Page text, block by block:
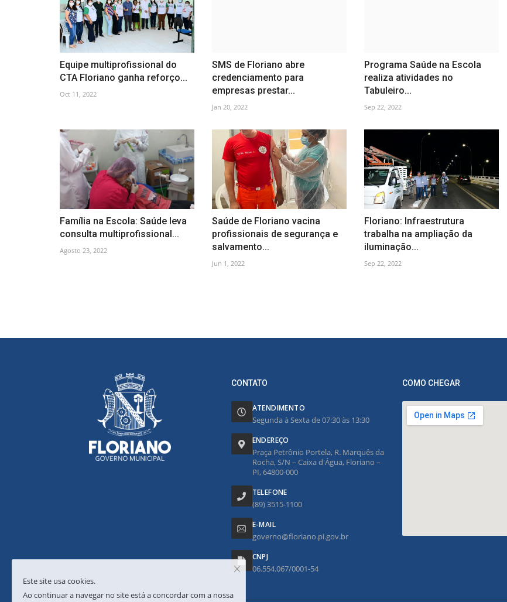
Equipe multiprofissional do
CTA Floriano ganha reforço...
Oct 11, 2022
SMS de Floriano abre
credenciamento para
empresas prestar...
Jan 20, 2022
Programa Saúde na Escola
realiza atividades no
Tabuleiro...
Sep 22, 2022
Família na Escola: Saúde leva
consulta multiprofissional...
Agosto 23, 2022
Saúde de Floriano vacina
profissionais de segurança e
salvamento...
Jun 1, 2022
Floriano: Infraestrutura
trabalha na ampliação da
iluminação...
Sep 22, 2022
CONTATO
ATENDIMENTO
Segunda à Sexta de 07:30 às 13:30
ENDEREÇO
Praça Petrônio Portela, R. Marquês da
Rocha, S/N – Caixa d'Água, Floriano –
PI, 64800-000
TELEFONE
(89) 3515-1100
E-MAIL
governo@floriano.pi.gov.br
CNPJ
06.554.067/0001-54
COMO CHEGAR
Este site usa cookies.
Ao continuar a navegar no site está a concordar com a nossa